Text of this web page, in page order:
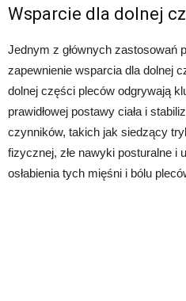
Wsparcie dla dolnej
Jednym z głównych zastosowań
zapewnienie wsparcia dla dolnej
dolnej części pleców odgrywają
prawidłowej postawy ciała i
czynników, takich jak siedzący
fizycznej, złe nawyki posturalne i
osłabienia tych mięśni i bólu